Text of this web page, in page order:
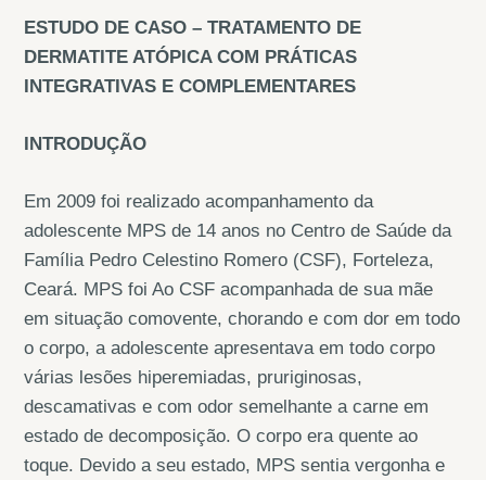
ESTUDO DE CASO – TRATAMENTO DE
DERMATITE ATÓPICA COM PRÁTICAS
INTEGRATIVAS E COMPLEMENTARES
INTRODUÇÃO
Em 2009 foi realizado acompanhamento da
adolescente MPS de 14 anos no Centro de Saúde da
Família Pedro Celestino Romero (CSF), Forteleza,
Ceará. MPS foi Ao CSF acompanhada de sua mãe
em situação comovente, chorando e com dor em todo
o corpo, a adolescente apresentava em todo corpo
várias lesões hiperemiadas, pruriginosas,
descamativas e com odor semelhante a carne em
estado de decomposição. O corpo era quente ao
toque. Devido a seu estado, MPS sentia vergonha e